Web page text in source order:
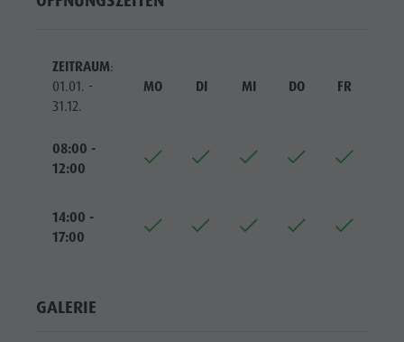
SEHENSWÜRDIGKEITEN
UMGEBUNG
HIGHLIGHT
Reiten
Schwimmen
Tourenübersicht
Katalogservice
Urlaub mit Hund
Pilze sammeln
FAQ
ZEITRAUM:
01.01. -
31.12.
MO DI MI DO FR
08:00 -
12:00
14:00 -
17:00
GALERIE